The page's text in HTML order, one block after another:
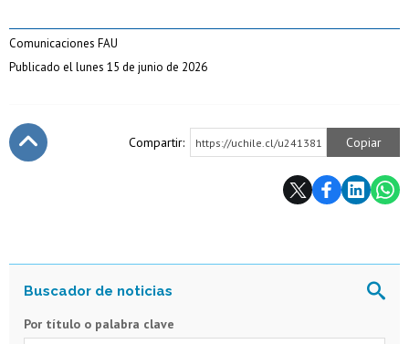
Comunicaciones FAU
Publicado el lunes 15 de junio de 2026
Compartir: https://uchile.cl/u241381 Copiar
Por título o palabra clave